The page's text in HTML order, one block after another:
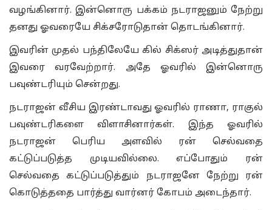
வழங்கினார். இன்னொரு பக்கம் நடராஜனும் நேற்று
தனது ஓவரையே சிக்சரோடுதான் தொடங்கினார்.
இவரின் முதல் பந்திலேயே கில் சிக்ஸர் அடித்துதான்
இவரை வரவேற்றார். அதே ஓவரில் இன்னொரு
பவுண்டரியும் சென்றது.
நடராஜன் வீசிய இரண்டாவது ஓவரில் ராணா, ராகுல்
பவுண்டரிகளை விளாசினார்கள். இந்த ஓவரில்
நடராஜன் பெரிய அளவில் ரன் செல்வதை
கட்டுப்படுத்த முடியவில்லை. எப்போதும் ரன்
செல்வதை கட்டுப்படுத்தும் நடராஜனே நேற்று ரன்
கொடுத்ததை பார்த்து வார்னர் கோபம் அடைந்தார்.